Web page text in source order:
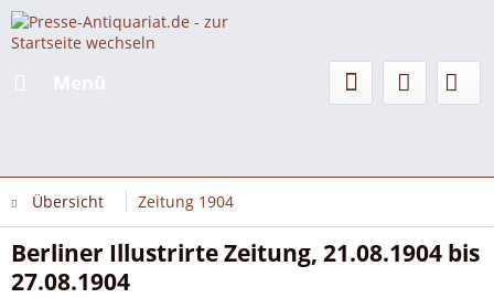
Übersicht Zeitung 1904
Berliner Illustrirte Zeitung, 21.08.1904 bis
27.08.1904